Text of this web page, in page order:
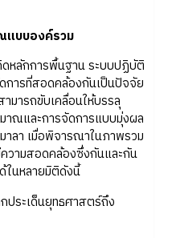
แบบองค์รวม
หลักการพื้นฐาน ระบบปฏิบัติ
การที่สอดคล้องกันเป็นปัจจัย
มารถขับเคลื่อนให้บรรลุ
าณและการจัดการแบบมุ่งผล
ลา เมื่อพิจารณาในภาพรวม
วามสอดคล้องซึ่งกันและกัน
ในหลายมิติดังนี้
ประเด็นยุทธศาสตร์ถึง